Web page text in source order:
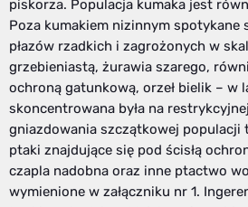
piskorza. Populacja kumaka jest
Poza kumakiem nizinnym spotykane
płazów rzadkich i zagrożonych w
grzebieniastą, żurawia szarego,
ochroną gatunkową, orzeł bielik – w
skoncentrowana była na
gniazdowania szczątkowej populacji
ptaki znajdujące się pod ścisłą
czapla nadobna oraz inne ptactwo
wymienione w załączniku nr 1.